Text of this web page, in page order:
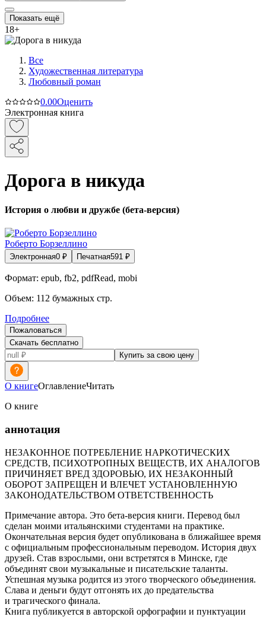
Показать ещё
18+
Все
Художественная литература
Любовный роман
0.00Оценить
Электронная книга
Дорога в никуда
История о любви и дружбе (бета-версия)
Роберто Борзеллино
Электронная0 ₽ Печатная591 ₽
Формат: epub, fb2, pdfRead, mobi
Объем: 112 бумажных стр.
Подробнее
Пожаловаться
Скачать бесплатно
Купить за свою цену
О книгеОглавлениеЧитать
О книге
аннотация
НЕЗАКОННОЕ ПОТРЕБЛЕНИЕ НАРКОТИЧЕСКИХ
СРЕДСТВ, ПСИХОТРОПНЫХ ВЕЩЕСТВ, ИХ АНАЛОГОВ
ПРИЧИНЯЕТ ВРЕД ЗДОРОВЬЮ, ИХ НЕЗАКОННЫЙ
ОБОРОТ ЗАПРЕЩЕН И ВЛЕЧЕТ УСТАНОВЛЕННУЮ
ЗАКОНОДАТЕЛЬСТВОМ ОТВЕТСТВЕННОСТЬ
Примечание автора. Это бета-версия книги. Перевод был
сделан моими итальянскими студентами на практике.
Окончательная версия будет опубликована в ближайшее время
с официальным профессиональным переводом. История двух
друзей. Став взрослыми, они встретятся в Минске, где
объединят свои музыкальные и писательские таланты.
Успешная музыка родится из этого творческого объединения.
Слава и деньги будут отгонять их до предательства
и трагического финала.
Книга публикуется в авторской орфографии и пунктуации